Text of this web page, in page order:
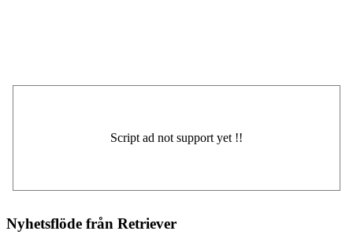
Nyhetsflöde från Retriever